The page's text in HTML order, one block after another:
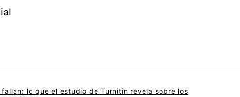
lo que el estudio de Turnitin revela sobre los